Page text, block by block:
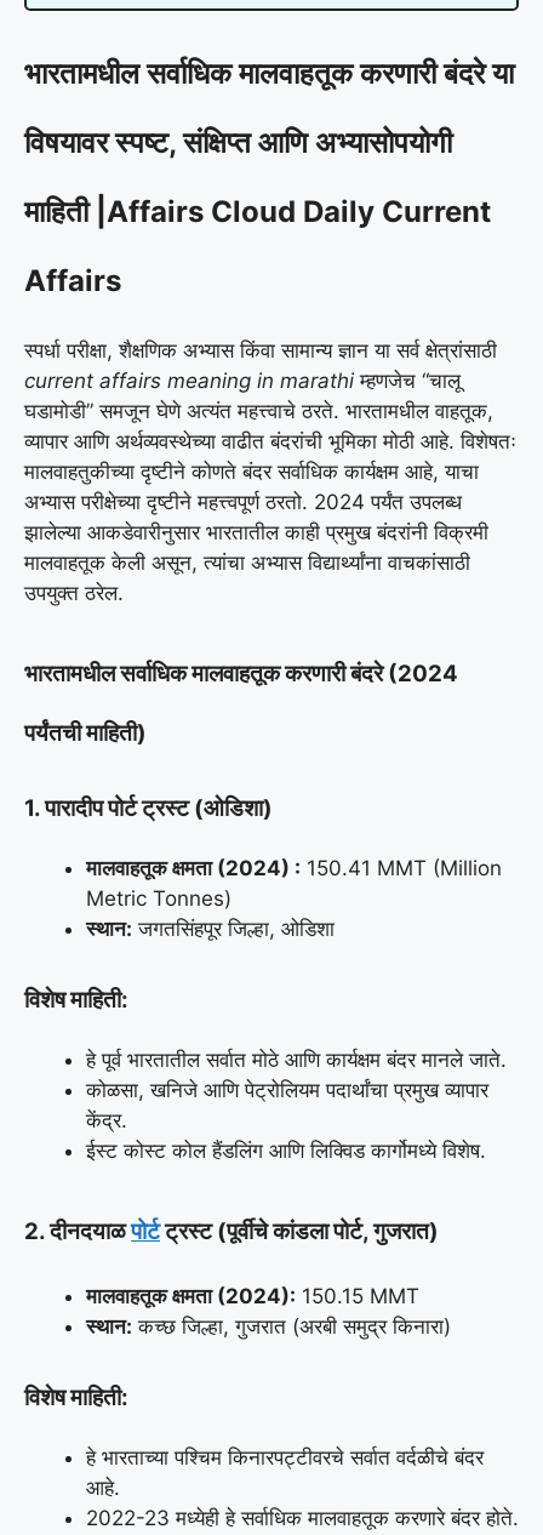
भारतामधील सर्वाधिक मालवाहतूक करणारी बंदरे या
विषयावर स्पष्ट, संक्षिप्त आणि अभ्यासोपयोगी
माहिती |Affairs Cloud Daily Current
Affairs
स्पर्धा परीक्षा, शैक्षणिक अभ्यास किंवा सामान्य ज्ञान या सर्व क्षेत्रांसाठी
current affairs meaning in marathi म्हणजेच “चालू
घडामोडी” समजून घेणे अत्यंत महत्त्वाचे ठरते. भारतामधील वाहतूक,
व्यापार आणि अर्थव्यवस्थेच्या वाढीत बंदरांची भूमिका मोठी आहे. विशेषतः
मालवाहतुकीच्या दृष्टीने कोणते बंदर सर्वाधिक कार्यक्षम आहे, याचा
अभ्यास परीक्षेच्या दृष्टीने महत्त्वपूर्ण ठरतो. 2024 पर्यंत उपलब्ध
झालेल्या आकडेवारीनुसार भारतातील काही प्रमुख बंदरांनी विक्रमी
मालवाहतूक केली असून, त्यांचा अभ्यास विद्यार्थ्यांना वाचकांसाठी
उपयुक्त ठरेल.
भारतामधील सर्वाधिक मालवाहतूक करणारी बंदरे (2024
पर्यंतची माहिती)
1. पारादीप पोर्ट ट्रस्ट (ओडिशा)
मालवाहतूक क्षमता (2024) : 150.41 MMT (Million
Metric Tonnes)
स्थान: जगतसिंहपूर जिल्हा, ओडिशा
विशेष माहिती:
हे पूर्व भारतातील सर्वात मोठे आणि कार्यक्षम बंदर मानले जाते.
कोळसा, खनिजे आणि पेट्रोलियम पदार्थांचा प्रमुख व्यापार
केंद्र.
ईस्ट कोस्ट कोल हैंडलिंग आणि लिक्विड कार्गोमध्ये विशेष.
2. दीनदयाळपोर्टट्रस्ट (पूर्वीचे कांडला पोर्ट, गुजरात)
मालवाहतूक क्षमता (2024): 150.15 MMT
स्थान: कच्छ जिल्हा, गुजरात (अरबी समुद्र किनारा)
विशेष माहिती:
हे भारताच्या पश्चिम किनारपट्टीवरचे सर्वात वर्दळीचे बंदर
आहे.
2022-23 मध्येही हे सर्वाधिक मालवाहतूक करणारे बंदर होते.